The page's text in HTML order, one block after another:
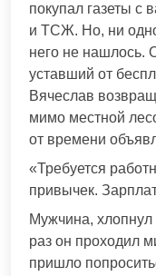
покупал газеты с
и ТСЖ. Но, ни
него не нашлось.
уставший от
Вячеслав
мимо местной
от времени
«Требуется
привычек.
Мужчина, хлопнул
раз он проходил
пришло